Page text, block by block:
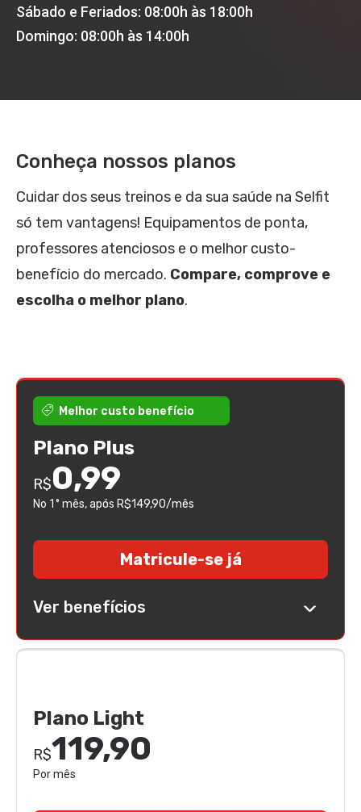
Sábado e Feriados: 08:00h às 18:00h
Domingo: 08:00h às 14:00h
Conheça nossos planos
Cuidar dos seus treinos e da sua saúde na Selfit
só tem vantagens! Equipamentos de ponta,
professores atenciosos e o melhor custo-
benefício do mercado. Compare, comprove e
escolha o melhor plano.
Melhor custo benefício
Plano Plus
R$0,99
No 1° mês, após R$149,90/mês
Matricule-se já
Ver benefícios
Plano Light
R$119,90
Por mês